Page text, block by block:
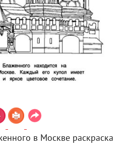
в Москве раскраска